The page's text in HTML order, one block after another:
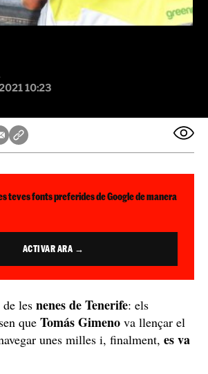
10:23
teves fonts preferides de Google de manera
ACTIVAR ARA →
les nenes de Tenerife: els
que Tomás Gimeno va llençar el
unes milles i, finalment, es va